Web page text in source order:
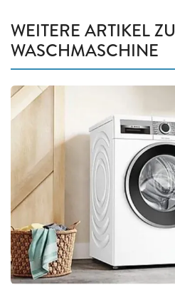
WEITERE ARTIKEL ZU
WASCHMASCHINE